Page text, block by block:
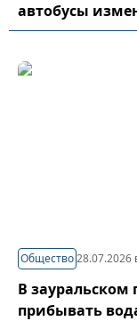
автобусы
Общество28.07.2026
В
прибывать